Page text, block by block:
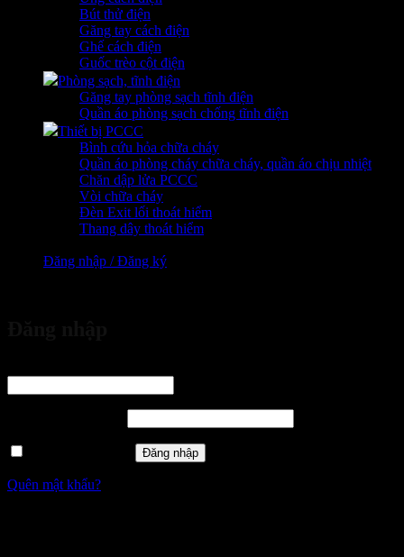
Bút thử điện
Găng tay cách điện
Ghế cách điện
Guốc trèo cột điện
Phòng sạch, tĩnh điện
Găng tay phòng sạch tĩnh điện
Quần áo phòng sạch chống tĩnh điện
Thiết bị PCCC
Bình cứu hỏa chữa cháy
Quần áo phòng cháy chữa cháy, quần áo chịu nhiệt
Chăn dập lửa PCCC
Vòi chữa cháy
Đèn Exit lối thoát hiểm
Thang dây thoát hiểm
Đăng nhập / Đăng ký
Đăng nhập
Quên mật khẩu?